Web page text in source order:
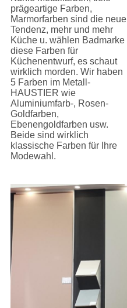
prägeartige Farben,
Marmorfarben sind die neue
Tendenz, mehr und mehr
Küche u. wählen Badmarke
diese Farben für
Küchenentwurf, es schaut
wirklich morden. Wir haben
5 Farben im Metall-
HAUSTIER wie
Aluminiumfarb-, Rosen-
Goldfarben,
Ebenengoldfarben usw.
Beide sind wirklich
klassische Farben für Ihre
Modewahl.